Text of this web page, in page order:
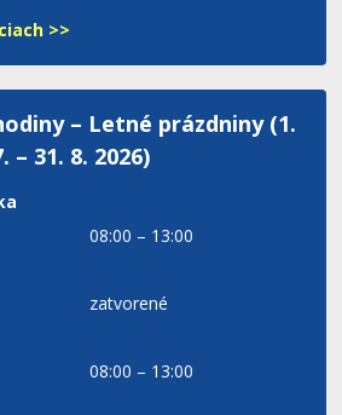
>>
– Letné prázdniny (1.
– 31. 8. 2026)
08:00 – 13:00
zatvorené
08:00 – 13:00